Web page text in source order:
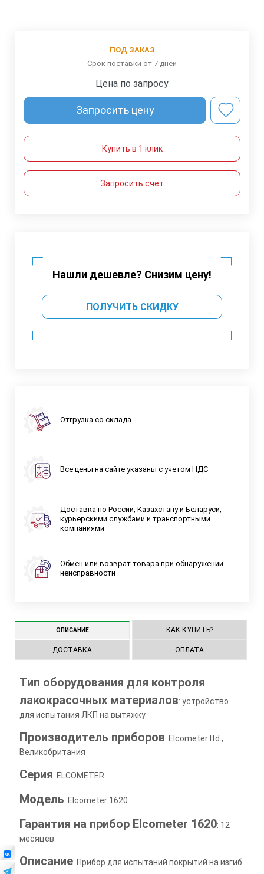
ПОД ЗАКАЗ
Срок поставки от 7 дней
Цена по запросу
Запросить цену
Купить в 1 клик
Запросить счет
Нашли дешевле? Снизим цену!
ПОЛУЧИТЬ СКИДКУ
Отгрузка со склада
Все цены на сайте указаны с учетом НДС
Доставка по России, Казахстану и Беларуси,
курьерскими службами и транспортными
компаниями
Обмен или возврат товара при обнаружении
неисправности
ОПИСАНИЕ КАК КУПИТЬ?
ДОСТАВКА ОПЛАТА
Тип оборудования для контроля
лакокрасочных материалов: устройство
для испытания ЛКП на вытяжку
Производитель приборов: Elcometer ltd.,
Великобритания
Серия: ELCOMETER
Модель: Elcometer 1620
Гарантия на прибор Elcometer 1620: 12
месяцев.
Описание: Прибор для испытаний покрытий на изгиб